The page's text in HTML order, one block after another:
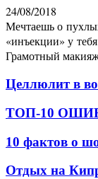
24/08/2018
Мечтаешь о
«инъекции» у
Грамотный
Целлюлит в
ТОП-10
10 фактов о
Отдых на